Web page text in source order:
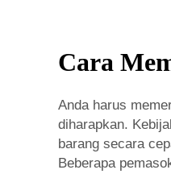
Cara
Anda harus
diharapkan.
barang secara
Beberapa